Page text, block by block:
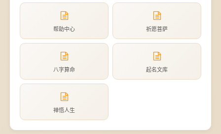
帮助中心 祈愿菩萨
八字算命 起名文库
禅悟人生